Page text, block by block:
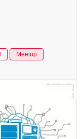
Meetup